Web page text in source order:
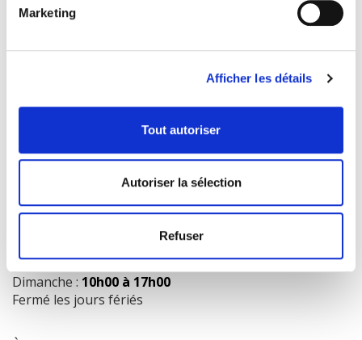
Marketing
Afficher les détails
Tout autoriser
Autoriser la sélection
Refuser
1073 route de l'Église, Québec, QC G1V 3W2
HEURES D'OUVERTURE
9h00 à 18h00
9h00 à 21h00
Samedi:9h00 à 17h00
Dimanche : 10h00 à 17h00
Fermé les jours fériés